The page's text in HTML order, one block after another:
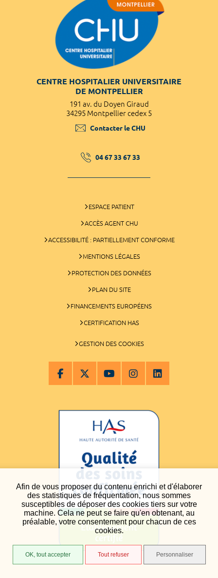
Afin de vous proposer du contenu enrichi et d'élaborer
des statistiques de fréquentation, nous sommes
susceptibles de déposer des cookies tiers sur votre
machine. Cela ne peut se faire qu'en obtenant, au
préalable, votre consentement pour chacun de ces
cookies.
OK, tout accepter Tout refuser Personnaliser
CENTRE HOSPITALIER UNIVERSITAIRE
DE MONTPELLIER
191 av. du Doyen Giraud
34295 Montpellier cedex 5
Contacter le CHU
04 67 33 67 33
ESPACE PATIENT
ACCÈS AGENT CHU
ACCESSIBILITÉ : PARTIELLEMENT CONFORME
MENTIONS LÉGALES
PROTECTION DES DONNÉES
PLAN DU SITE
FINANCEMENTS EUROPÉENS
CERTIFICATION HAS
GESTION DES COOKIES